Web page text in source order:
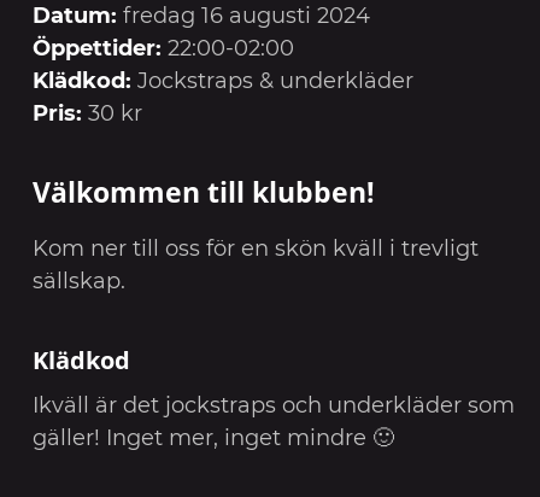
Datum: fredag 16 augusti 2024
Öppettider: 22:00-02:00
Klädkod: Jockstraps & underkläder
Pris: 30 kr
Välkommen till klubben!
Kom ner till oss för en skön kväll i trevligt
sällskap.
Klädkod
Ikväll är det jockstraps och underkläder som
gäller! Inget mer, inget mindre 🙂